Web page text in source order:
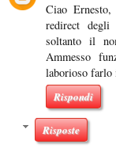
Ciao
redirect
soltanto il
Ammesso
laborioso farlo
Rispondi
Risposte